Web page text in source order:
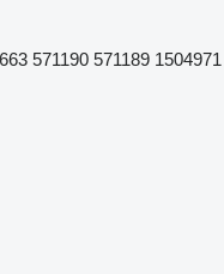
571190 571189 1504971